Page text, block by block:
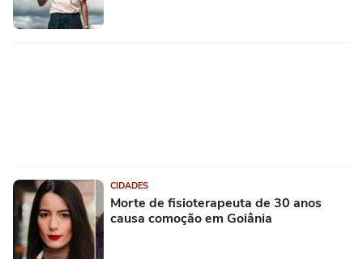
CIDADES
Morte de fisioterapeuta de 30 anos
causa comoção em Goiânia